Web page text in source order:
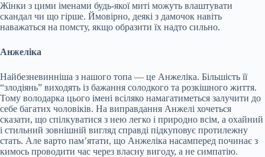
Жінки з цими іменами будь-якої миті можуть влаштувати
скандал чи що гірше. Ймовірно, деякі з дамочок навіть
наважаться на помсту, якщо образити їх надто сильно.
Анжеліка
Найбезневинніша з нашого топа — це Анжеліка. Більшість її
“злодіянь” виходять із бажання солодкого та розкішного життя.
Тому володарка цього імені всіляко намагатиметься залучити до
себе багатих чоловіків. На виправдання Анжелі хочеться
сказати, що спілкуватися з нею легко і природно всім, а охайний
і стильний зовнішній вигляд справді підкуповує протилежну
стать. Але варто пам’ятати, що Анжеліка насамперед починає з
кимось проводити час через власну вигоду, а не симпатію.